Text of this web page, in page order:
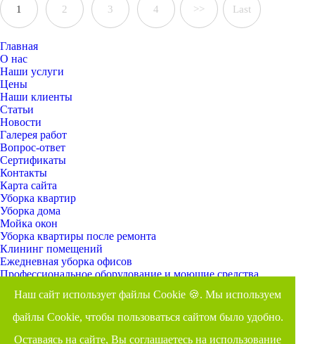
1 2 3 4 >> Last
Главная
О нас
Наши услуги
Цены
Наши клиенты
Статьи
Новости
Галерея работ
Вопрос-ответ
Сертификаты
Контакты
Карта сайта
Уборка квартир
Уборка дома
Мойка окон
Уборка квартиры после ремонта
Клининг помещений
Ежедневная уборка офисов
Профессиональное оборудование и моющие средства
Оставить заявку Задать вопрос
Время работы: ежедневно с 8.00 до 23.00
8 (495) 461-07-66
Наш сайт использует файлы Cookie 🍪. Мы используем
файлы Cookie, чтобы пользоваться сайтом было удобно.
Оставаясь на сайте, Вы соглашаетесь на использование